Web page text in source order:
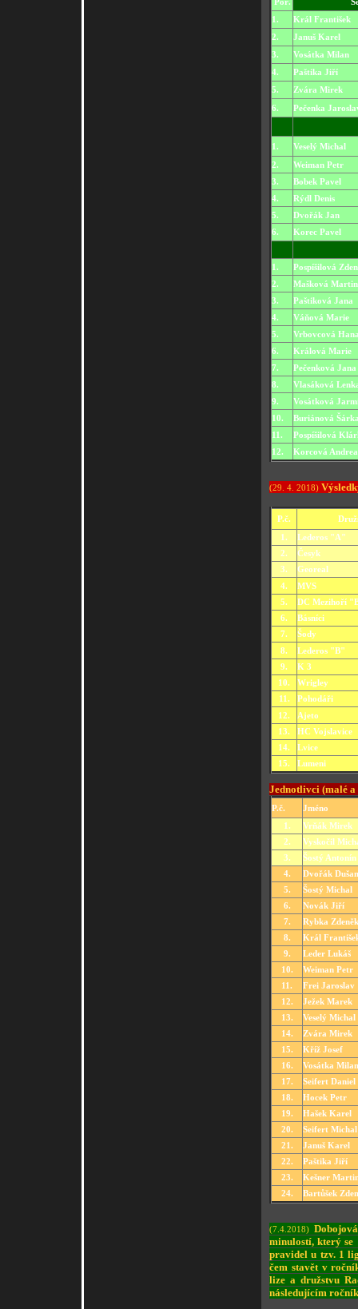
1.
Král František
2.
Januš Karel
3.
Vosátka Milan
4.
Paštika Jiří
5.
Zvára Mirek
6.
Pečenka
1.
Veselý Michal
2.
Weiman Petr
3.
Bobek Pavel
4.
Rýdl Denis
5.
Dvořák Jan
6.
Korec Pavel
1.
Pospíšilová
2.
Mašková
3.
Paštiková Jana
4.
Váňová Marie
5.
Vrbovcová
6.
Králová Marie
7.
Pečenková Jana
8.
Vlasáková
9.
Vosátková
10.
Buriánová
11.
Pospíšilová
12.
Korcová Andrea
(29. 4. 2018)
P.č.
1.
Lederos "A"
2.
Česyk
3.
Georeal
4.
MVS
5.
DC Mezihoří
6.
Básníci
7.
Šody
8.
Lederos "B"
9.
K 3
10.
Wrigley
11.
Pohodáři
12.
Ajeto
13.
HC Vojslavice
14.
Lvice
15.
Lumeni
Jednotlivci (malé
P.č.
Jméno
1.
Vrňák Mirek
2.
Vyskočil
3.
Šostý Antonín
4.
Dvořák Dušan
5.
Šostý Michal
6.
Novák Jiří
7.
Rybka Zdeněk
8.
Král
9.
Leder Lukáš
10.
Weiman Petr
11.
Frei Jaroslav
12.
Ježek Marek
13.
Veselý Michal
14.
Zvára Mirek
15.
Kříž Josef
16.
Vosátka Milan
17.
Seifert Daniel
18.
Hocek Petr
19.
Hašek Karel
20.
Seifert Michal
21.
Januš Karel
22.
Paštika Jiří
23.
Kešner
24.
Bartůšek
(7.4.2018)
minulostí, který se
pravidel u tzv. 1
čem stavět v
lize a družstvu
následujícím